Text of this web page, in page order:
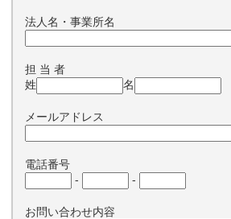
法人名・事業所名
担 当 者
姓
名
メールアドレス
電話番号
-
-
お問い合わせ内容